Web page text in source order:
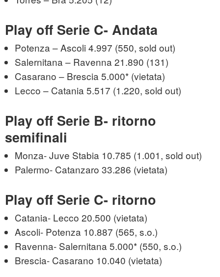
Play off Serie C- Andata
Potenza – Ascoli 4.997 (550, sold out)
Salernitana – Ravenna 21.890 (131)
Casarano – Brescia 5.000* (vietata)
Lecco – Catania 5.517 (1.220, sold out)
Play off Serie B- ritorno
semifinali
Monza- Juve Stabia 10.785 (1.001, sold out)
Palermo- Catanzaro 33.286 (vietata)
Play off Serie C- ritorno
Catania- Lecco 20.500 (vietata)
Ascoli- Potenza 10.887 (565, s.o.)
Ravenna- Salernitana 5.000* (550, s.o.)
Brescia- Casarano 10.040 (vietata)